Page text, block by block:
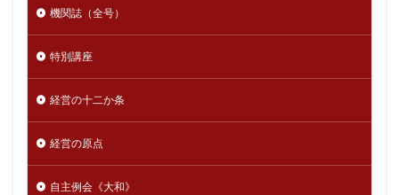
機関誌（全号）
特別講座
経営の十二か条
経営の原点
自主例会《大和》